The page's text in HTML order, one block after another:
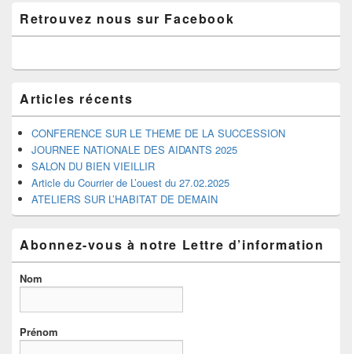
principale
de
pour
barre
latérale
Retrouvez nous sur Facebook
Articles récents
CONFERENCE SUR LE THEME DE LA SUCCESSION
JOURNEE NATIONALE DES AIDANTS 2025
SALON DU BIEN VIEILLIR
Article du Courrier de L’ouest du 27.02.2025
ATELIERS SUR L’HABITAT DE DEMAIN
Abonnez-vous à notre Lettre d’information
Nom
Prénom